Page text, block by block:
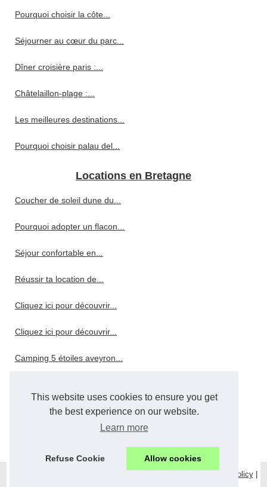
This website uses cookies to ensure you get
the best experience on our website.
Learn more
Refuse Cookie Allow cookies
Pourquoi choisir la côte...
Séjourner au cœur du parc...
Dîner croisière paris :...
Châtelaillon-plage :...
Les meilleures destinations...
Pourquoi choisir palau del...
Locations en Bretagne
Coucher de soleil dune du...
Pourquoi adopter un flacon...
Séjour confortable en...
Réussir ta location de...
Cliquez ici pour découvrir...
Cliquez ici pour découvrir...
Camping 5 étoiles aveyron...
Pourquoi choisir un hôtel 4...
Cookies Policy|